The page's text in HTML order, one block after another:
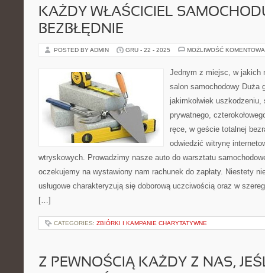
KAŻDY WŁAŚCICIEL
BEZBŁĘDNIE
POSTED BY ADMIN GRU - 22 - 2025 MOŻLIWOŚĆ
Jednym z miejsc, w jakich
salon samochodowy Duża
jakimkolwiek uszkodzeniu,
prywatnego,
ręce, w geście totalnej
odwiedzić witrynę
wtryskowych. Prowadzimy nasze auto do warsztatu
oczekujemy na wystawiony nam rachunek do zapłaty. Niestety
usługowe charakteryzują się doborową uczciwością oraz w
[…]
CATEGORIES: ZBIÓRKI I KAMPANIE CHARYTATYWNE
Z PEWNOŚCIĄ KAŻDY Z NAS,